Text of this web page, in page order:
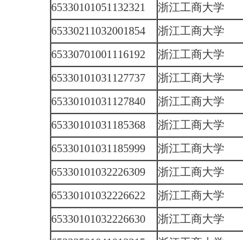
65330101051132321
浙江工商大学
65330211032001854
浙江工商大学
65330701001116192
浙江工商大学
65330101031127737
浙江工商大学
65330101031127840
浙江工商大学
65330101031185368
浙江工商大学
65330101031185999
浙江工商大学
65330101032226309
浙江工商大学
65330101032226622
浙江工商大学
65330101032226630
浙江工商大学